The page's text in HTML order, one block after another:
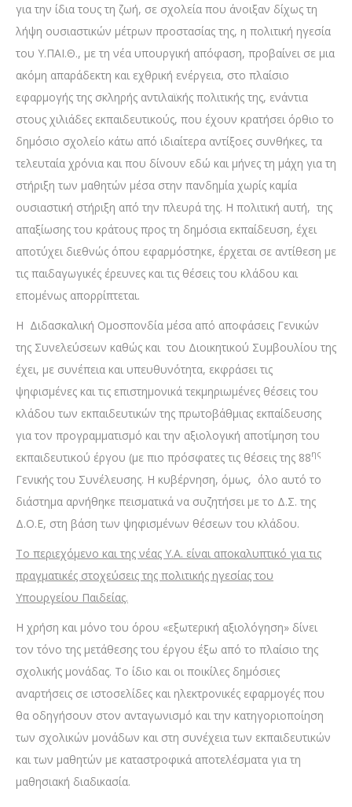
για την ίδια τους τη ζωή, σε σχολεία που άνοιξαν δίχως τη
λήψη ουσιαστικών μέτρων προστασίας της, η πολιτική ηγεσία
του Υ.ΠΑΙ.Θ., με τη νέα υπουργική απόφαση, προβαίνει σε μια
ακόμη απαράδεκτη και εχθρική ενέργεια, στο πλαίσιο
εφαρμογής της σκληρής αντιλαϊκής πολιτικής της, ενάντια
στους χιλιάδες εκπαιδευτικούς, που έχουν κρατήσει όρθιο το
δημόσιο σχολείο κάτω από ιδιαίτερα αντίξοες συνθήκες, τα
τελευταία χρόνια και που δίνουν εδώ και μήνες τη μάχη για τη
στήριξη των μαθητών μέσα στην πανδημία χωρίς καμία
ουσιαστική στήριξη από την πλευρά της. Η πολιτική αυτή, της
απαξίωσης του κράτους προς τη δημόσια εκπαίδευση, έχει
αποτύχει διεθνώς όπου εφαρμόστηκε, έρχεται σε αντίθεση με
τις παιδαγωγικές έρευνες και τις θέσεις του κλάδου και
επομένως απορρίπτεται.
Η Διδασκαλική Ομοσπονδία μέσα από αποφάσεις Γενικών
της Συνελεύσεων καθώς και του Διοικητικού Συμβουλίου της
έχει, με συνέπεια και υπευθυνότητα, εκφράσει τις
ψηφισμένες και τις επιστημονικά τεκμηριωμένες θέσεις του
κλάδου των εκπαιδευτικών της πρωτοβάθμιας εκπαίδευσης
για τον προγραμματισμό και την αξιολογική αποτίμηση του
εκπαιδευτικού έργου (με πιο πρόσφατες τις θέσεις της 88ης
Γενικής του Συνέλευσης. Η κυβέρνηση, όμως, όλο αυτό το
διάστημα αρνήθηκε πεισματικά να συζητήσει με το Δ.Σ. της
Δ.Ο.Ε, στη βάση των ψηφισμένων θέσεων του κλάδου.
Το περιεχόμενο και της νέας Υ.Α. είναι αποκαλυπτικό για τις
πραγματικές στοχεύσεις της πολιτικής ηγεσίας του
Υπουργείου Παιδείας.
Η χρήση και μόνο του όρου «εξωτερική αξιολόγηση» δίνει
τον τόνο της μετάθεσης του έργου έξω από το πλαίσιο της
σχολικής μονάδας. Το ίδιο και οι ποικίλες δημόσιες
αναρτήσεις σε ιστοσελίδες και ηλεκτρονικές εφαρμογές που
θα οδηγήσουν στον ανταγωνισμό και την κατηγοριοποίηση
των σχολικών μονάδων και στη συνέχεια των εκπαιδευτικών
και των μαθητών με καταστροφικά αποτελέσματα για τη
μαθησιακή διαδικασία.